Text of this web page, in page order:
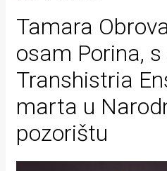
Književnost
Muzika
Film
Intervju
Kolumne
Kultura
Tamara
osam Porina,
Transhistria
marta u
pozorištu